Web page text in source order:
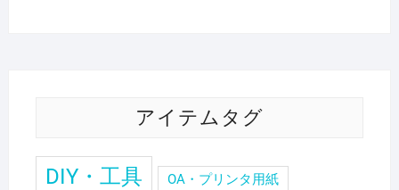
アイテムタグ
DIY・工具 OA・プリンタ用紙